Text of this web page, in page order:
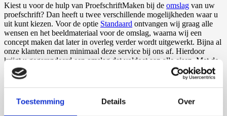
Toestemming Details Over
Kiest u voor de hulp van ProefschriftMaken bij de omslag van uw
proefschrift? Dan heeft u twee verschillende mogelijkheden waar u
uit kunt kiezen. Voor de optie Standaard ontvangen wij graag alle
wensen en het beeldmateriaal voor de omslag, waarna wij een
concept maken dat later in overleg verder wordt uitgewerkt. Bijna al
onze klanten nemen minimaal deze service bij ons af. Hierdoor
krijgt u gegarandeerd een omslag dat voldoet aan alle eisen. Met de
tweede optie,
, kiest u een designer uit die past bij uw
smaak. Hij of zij, de grafisch experts waaruit u kunt kiezen zijnhier
te vinden, maakt vervolgens een unieke omslag die perfect bij u of
bij het onderwerp past.